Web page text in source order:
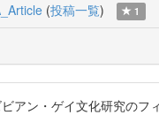
(投稿一覧) 1
アン・ゲイ文化研究の